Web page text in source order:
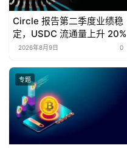
Circle 报告第二季度业绩稳
定，USDC 流通量上升 20%
2026年8月9日 0
专题